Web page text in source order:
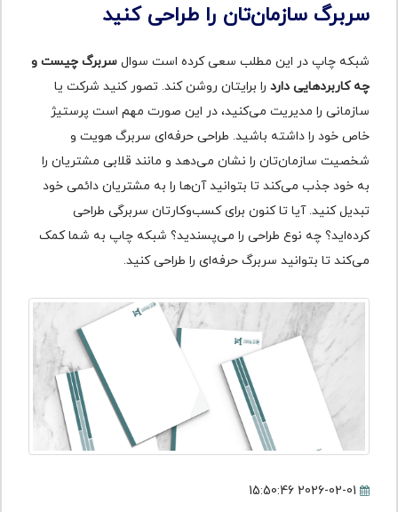
سربرگ سازمان‌تان را طراحی کنید
شبکه چاپ در این مطلب سعی کرده است سوال سربرگ چیست و
چه کاربردهایی دارد را برایتان روشن کند. تصور کنید شرکت یا
سازمانی را مدیریت می‌کنید، در این‌ صورت مهم است پرستیژ
خاص خود را داشته باشید. طراحی حرفه‌ای سربرگ هویت و
شخصیت سازمان‌تان را نشان می‌دهد و مانند قلابی مشتریان را
به خود جذب می‌کند تا بتوانید آن‌ها را به مشتریان دائمی خود
تبدیل کنید. آیا تا کنون برای کسب‌وکارتان سربرگی طراحی
کرده‌اید؟ چه نوع طراحی را می‌پسندید؟ شبکه چاپ به شما کمک
می‌کند تا بتوانید سربرگ حرفه‌ای را طراحی کنید.